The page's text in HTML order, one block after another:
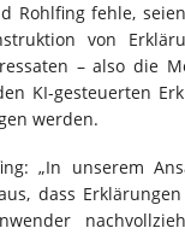
Rohlfing fehle,
von
– also die
KI-gesteuerten
werden.
„In unserem
dass